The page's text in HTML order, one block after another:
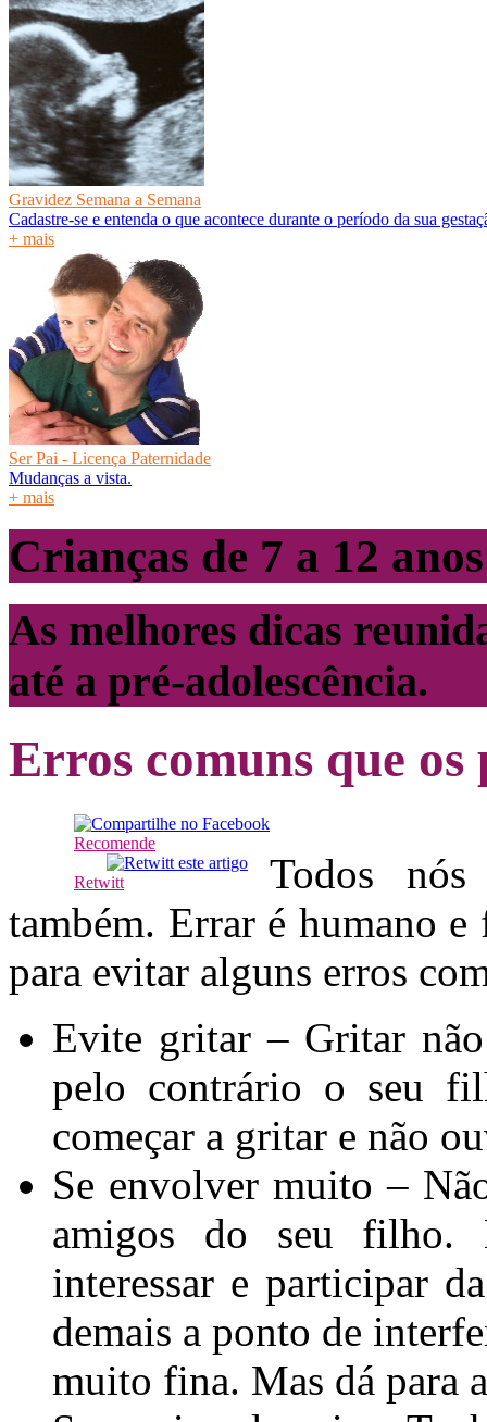
Gravidez Semana a Semana
Cadastre-se e entenda o que acontece durante o período da sua
+ mais
Ser Pai - Licença Paternidade
Mudanças a vista.
+ mais
Crianças de 7 a 12 anos
As melhores dicas
até a pré-adolescência.
Erros comuns que
Recomende
Retwitt
Todos
também. Errar é humano
para evitar alguns erros
Evite gritar – Gritar
pelo contrário o seu
começar a gritar e não
Se envolver muito –
amigos do seu filho.
interessar e participar
demais a ponto de
muito fina. Mas dá para